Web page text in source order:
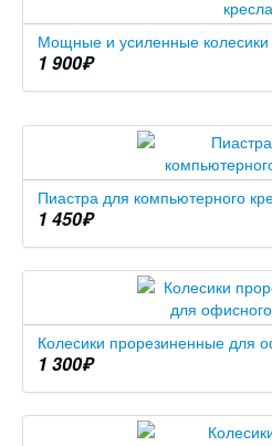
Мощные и усиленные
1 900₽
Пиастра для компьютерного
1 450₽
Колесики прорезиненные для
1 300₽